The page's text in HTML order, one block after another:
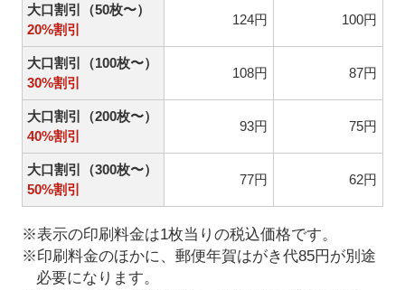
大口割引（50枚〜）
20%割引
124円 100円
大口割引（100枚〜）
30%割引
108円 87円
大口割引（200枚〜）
40%割引
93円 75円
大口割引（300枚〜）
50%割引
77円 62円
※表示の印刷料金は1枚当りの税込価格です。
※印刷料金のほかに、郵便年賀はがき代85円が別途
必要になります。